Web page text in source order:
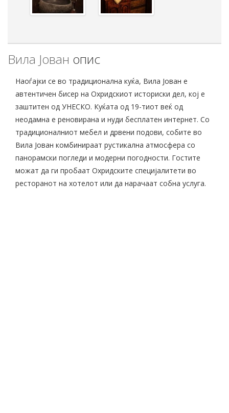
Вила Јован опис
Наоѓајки се во традиционална куќа, Вила Јован е
автентичен бисер на Охридскиот историски дел, кој е
заштитен од УНЕСКО. Куќата од 19-тиот веќ од
неодамна е реновирана и нуди бесплатен интернет. Со
традиционалниот мебел и дрвени подови, собите во
Вила Јован комбинираат рустикална атмосфера со
панорамски погледи и модерни погодности. Гостите
можат да ги пробаат Охридските специјалитети во
ресторанот на хотелот или да нарачаат собна услуга.